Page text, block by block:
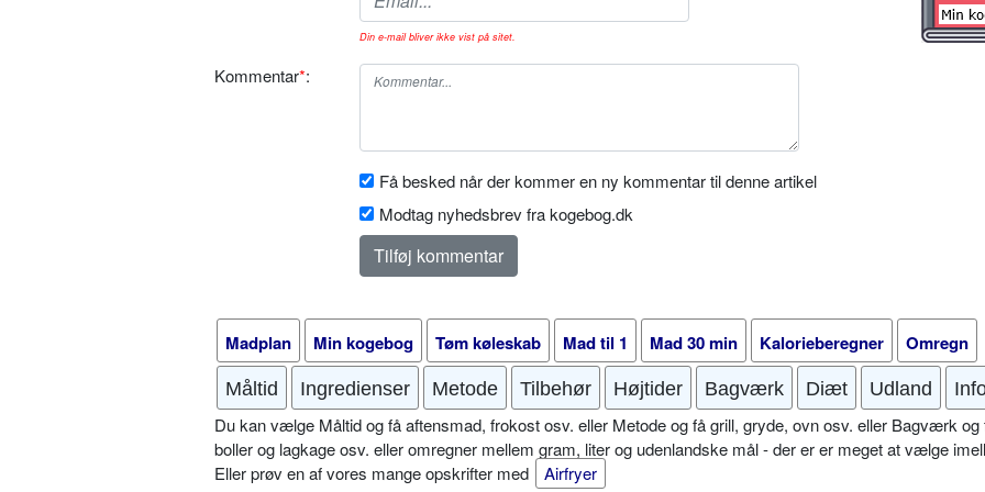
Din e-mail bliver ikke vist på sitet.
Kommentar*:
Få besked når der kommer en ny kommentar til denne artikel
Modtag nyhedsbrev fra kogebog.dk
Madplan Min kogebog Tøm køleskab Mad til 1 Mad 30 min Kalorieberegner Omregn
Måltid Ingredienser Metode Tilbehør Højtider Bagværk Diæt Udland
Du kan vælge Måltid og få aftensmad, frokost osv. eller Metode og få grill, gryde, ovn osv. eller Bagværk og
boller og lagkage osv. eller omregner mellem gram, liter og udenlandske mål - der er er meget at vælge
Eller prøv en af vores mange opskrifter med
Airfryer